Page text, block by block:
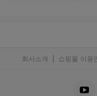
회사소개 쇼핑몰 이용